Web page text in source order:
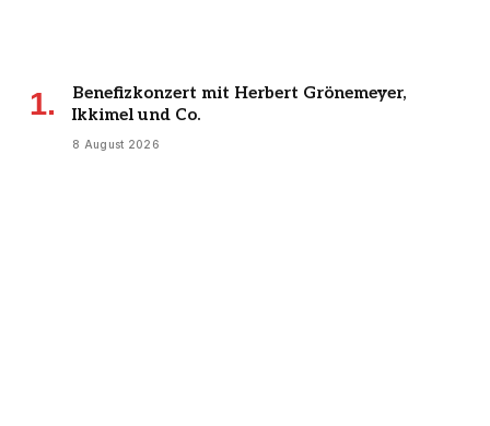
Benefizkonzert mit Herbert Grönemeyer,
Ikkimel und Co.
8 August 2026